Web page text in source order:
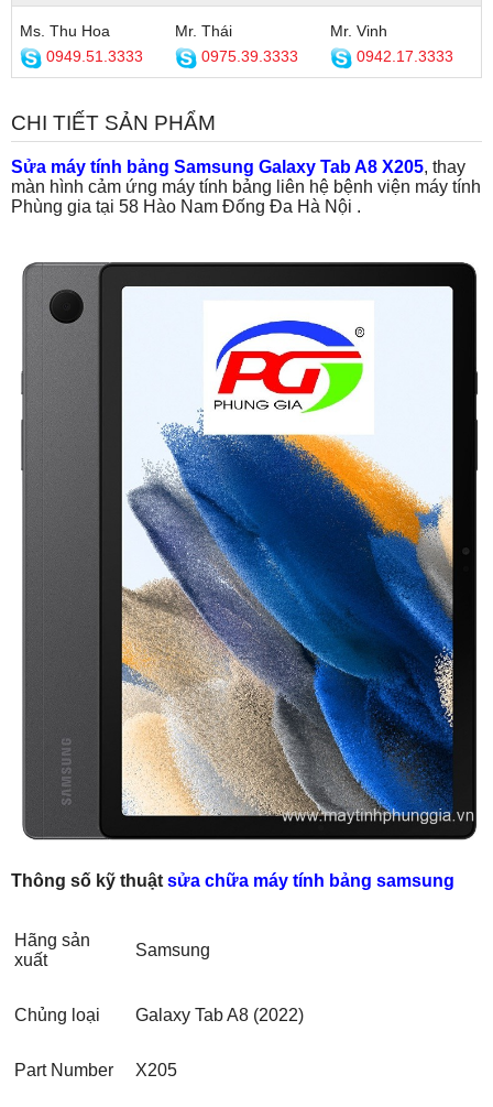
Ms. Thu Hoa
0949.51.3333
Mr. Thái
0975.39.3333
Mr. Vinh
0942.17.3333
CHI TIẾT SẢN PHẨM
Sửa máy tính bảng Samsung Galaxy Tab A8 X205, thay
màn hình cảm ứng máy tính bảng liên hệ bệnh viện máy tính
Phùng gia tại 58 Hào Nam Đống Đa Hà Nội .
Thông số kỹ thuật sửa chữa máy tính bảng samsung
Hãng sản
xuất
Samsung
Chủng loại Galaxy Tab A8 (2022)
Part Number X205